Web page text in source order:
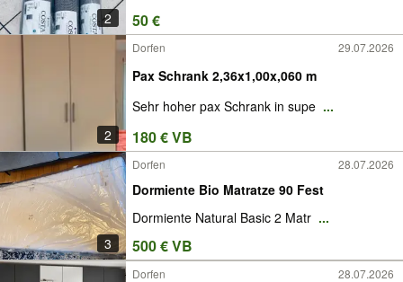
2 50 €
2
Dorfen 29.07.2026
Pax Schrank 2,36x1,00x,060 m
Sehr hoher pax Schrank in supe ...
180 € VB
3
Dorfen 28.07.2026
Dormiente Bio Matratze 90 Fest
Dormiente Natural Basic 2 Matr ...
500 € VB
Dorfen 28.07.2026